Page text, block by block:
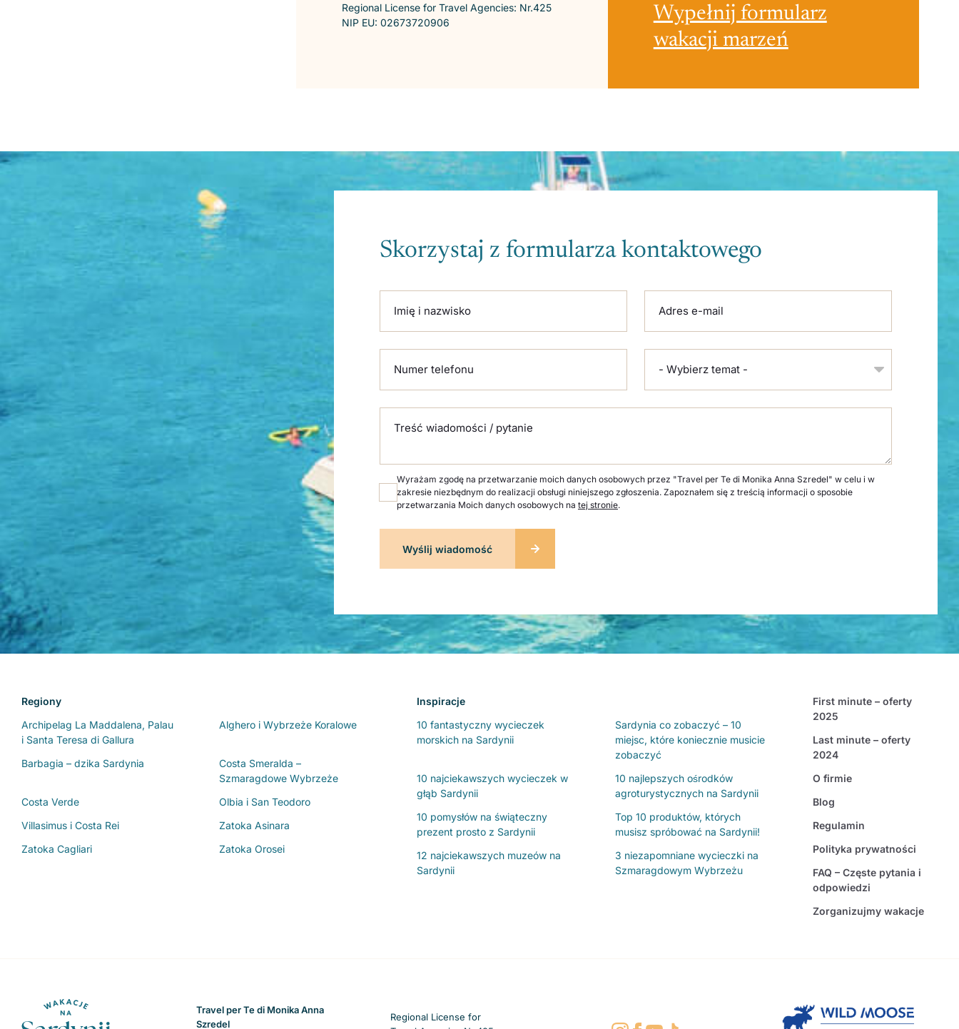
Regional License for Travel Agencies: Nr.425
NIP EU: 02673720906
Wypełnij formularz
wakacji marzeń
Skorzystaj z formularza kontaktowego
Imię i nazwisko Adres e-mail
Numer telefonu - Wybierz temat -
Treść wiadomości / pytanie
Wyrażam zgodę na przetwarzanie moich danych osobowych przez "Travel per Te di Monika Anna Szredel" w celu i w
zakresie niezbędnym do realizacji obsługi niniejszego zgłoszenia. Zapoznałem się z treścią informacji o sposobie
przetwarzania Moich danych osobowych na tej stronie.
Regiony
Archipelag La Maddalena, Palau
i Santa Teresa di Gallura
Alghero i Wybrzeże Koralowe
Barbagia – dzika Sardynia
Costa Smeralda –
Szmaragdowe Wybrzeże
Costa Verde
Olbia i San Teodoro
Villasimus i Costa Rei
Zatoka Asinara
Zatoka Cagliari
Zatoka Orosei
Inspiracje
10 fantastyczny wycieczek
morskich na Sardynii
Sardynia co zobaczyć – 10
miejsc, które koniecznie musicie
zobaczyć
10 najciekawszych wycieczek w
głąb Sardynii
10 najlepszych ośrodków
agroturystycznych na Sardynii
10 pomysłów na świąteczny
prezent prosto z Sardynii
Top 10 produktów, których
musisz spróbować na Sardynii!
12 najciekawszych muzeów na
Sardynii
3 niezapomniane wycieczki na
Szmaragdowym Wybrzeżu
First minute – oferty
2025
Last minute – oferty
2024
O firmie
Blog
Regulamin
Polityka prywatności
FAQ – Częste pytania i
odpowiedzi
Zorganizujmy wakacje
Travel per Te di Monika Anna
Szredel
Regional License for